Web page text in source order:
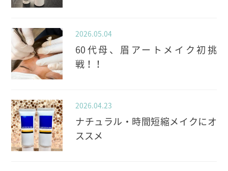
2026.05.04
60代母、眉アートメイク初挑
戦！！
2026.04.23
ナチュラル・時間短縮メイクにオ
ススメ